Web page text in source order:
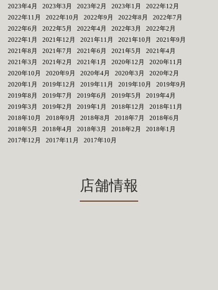
2023年4月
2023年3月 2023年2月 2023年1月
2022年12月
2022年11月
2022年10月 2022年9月 2022年8月
2022年7月
2022年6月
2022年5月 2022年4月 2022年3月
2022年2月
2022年1月
2021年12月 2021年11月 2021年10月
2021年9月
2021年8月
2021年7月 2021年6月 2021年5月
2021年4月
2021年3月
2021年2月 2021年1月 2020年12月
2020年11月
2020年10月
2020年9月 2020年4月 2020年3月
2020年2月
2020年1月
2019年12月 2019年11月 2019年10月
2019年9月
2019年8月
2019年7月 2019年6月 2019年5月
2019年4月
2019年3月
2019年2月 2019年1月 2018年12月
2018年11月
2018年10月
2018年9月 2018年8月 2018年7月
2018年6月
2018年5月
2018年4月 2018年3月 2018年2月
2018年1月
2017年12月
2017年11月 2017年10月
店舗情報